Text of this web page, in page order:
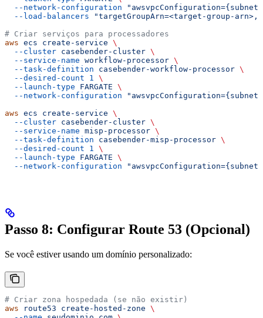
  --network-configuration
  --load-balancers
"targetGroupArn=<target-group-
# Criar serviços para processadores
aws ecs create-service \
  --cluster
casebender-cluster \
  --service-name
workflow-processor \
  --task-definition
casebender-workflow-processor \
  --desired-count
1 \
  --launch-type
FARGATE \
  --network-configuration
aws ecs create-service \
  --cluster
casebender-cluster \
  --service-name
misp-processor \
  --task-definition
casebender-misp-processor \
  --desired-count
1 \
  --launch-type
FARGATE \
  --network-configuration
Passo 8: Configurar Route 53 (Opcional)
Se você estiver usando um domínio personalizado:
# Criar zona hospedada (se não existir)
aws route53 create-hosted-zone \